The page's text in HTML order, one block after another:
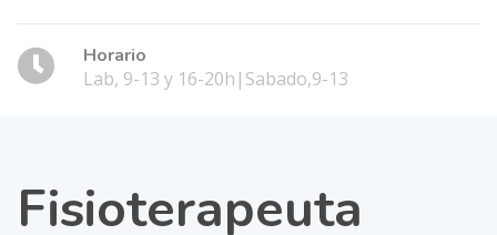
Horario
Lab, 9-13 y 16-20h|Sabado,9-13
Fisioterapeuta